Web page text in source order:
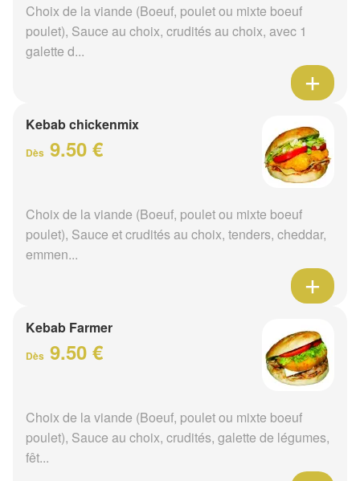
Choix de la viande (Boeuf, poulet ou mixte boeuf
poulet), Sauce au choix, crudités au choix, avec 1
galette d...
Kebab chickenmix
Dès 9.50 €
Choix de la viande (Boeuf, poulet ou mixte boeuf
poulet), Sauce et crudités au choix, tenders, cheddar,
emmen...
Kebab Farmer
Dès 9.50 €
Choix de la viande (Boeuf, poulet ou mixte boeuf
poulet), Sauce au choix, crudités, galette de légumes,
fêt...